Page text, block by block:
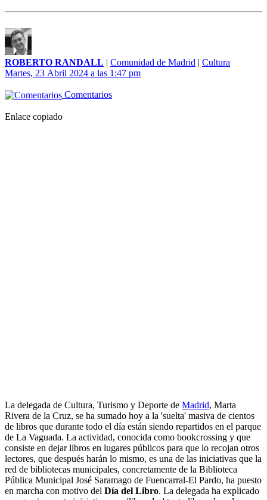
ROBERTO RANDALL | Comunidad de Madrid | Cultura
Martes, 23 Abril 2024 a las 1:47 pm
Comentarios
Enlace copiado
La delegada de Cultura, Turismo y Deporte de Madrid, Marta
Rivera de la Cruz, se ha sumado hoy a la 'suelta' masiva de cientos
de libros que durante todo el día están siendo repartidos en el parque
de La Vaguada. La actividad, conocida como bookcrossing y que
consiste en dejar libros en lugares públicos para que lo recojan otros
lectores, que después harán lo mismo, es una de las iniciativas que la
red de bibliotecas municipales, concretamente de la Biblioteca
Pública Municipal José Saramago de Fuencarral-El Pardo, ha puesto
en marcha con motivo del Día del Libro. La delegada ha explicado